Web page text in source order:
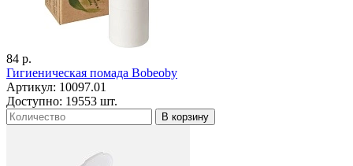
84 р.
Гигиеническая помада Bobeoby
Артикул: 10097.01
Доступно: 19553 шт.
В корзину